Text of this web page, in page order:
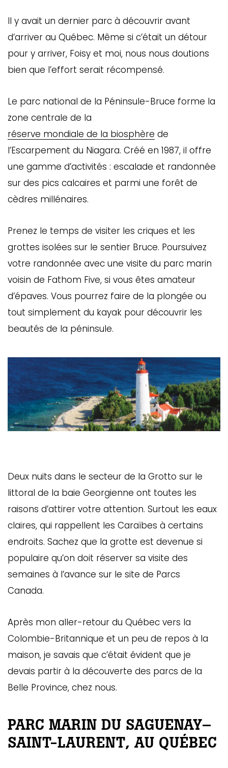
Il y avait un dernier parc à découvrir avant
d’arriver au Québec. Même si c’était un détour
pour y arriver, Foisy et moi, nous nous doutions
bien que l’effort serait récompensé.
Le parc national de la Péninsule-Bruce forme la
zone centrale de la
réserve mondiale de la biosphère de
l’Escarpement du Niagara. Créé en 1987, il offre
une gamme d’activités : escalade et randonnée
sur des pics calcaires et parmi une forêt de
cèdres millénaires.
Prenez le temps de visiter les criques et les
grottes isolées sur le sentier Bruce. Poursuivez
votre randonnée avec une visite du parc marin
voisin de Fathom Five, si vous êtes amateur
d’épaves. Vous pourrez faire de la plongée ou
tout simplement du kayak pour découvrir les
beautés de la péninsule.
Deux nuits dans le secteur de la Grotto sur le
littoral de la baie Georgienne ont toutes les
raisons d’attirer votre attention. Surtout les eaux
claires, qui rappellent les Caraïbes à certains
endroits. Sachez que la grotte est devenue si
populaire qu’on doit réserver sa visite des
semaines à l’avance sur le site de Parcs
Canada.
Après mon aller-retour du Québec vers la
Colombie-Britannique et un peu de repos à la
maison, je savais que c’était évident que je
devais partir à la découverte des parcs de la
Belle Province, chez nous.
PARC MARIN DU SAGUENAY–
SAINT-LAURENT, AU QUÉBEC